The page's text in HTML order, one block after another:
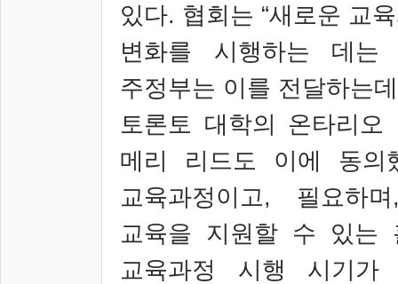
있다. 협회는 “새로운 교
변화를 시행하는 데는
주정부는 이를 전달하는
토론토 대학의 온타리
메리 리드 도 이에 동의
교육과정이고, 필요하며
교육을 지원할 수 있는
교육과정 시행 시기